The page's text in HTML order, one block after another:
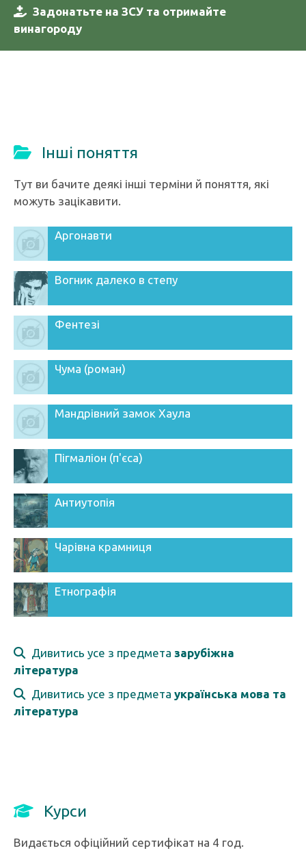
Задонатьте на ЗСУ та отримайте
винагороду
Інші поняття
Тут ви бачите деякі інші терміни й поняття, які
можуть зацікавити.
Аргонавти
Вогник далеко в степу
Фентезі
Чума (роман)
Мандрівний замок Хаула
Пігмаліон (п'єса)
Антиутопія
Чарівна крамниця
Етнографія
Дивитись усе з предмета зарубіжна
література
Дивитись усе з предмета українська мова та
література
Курси
Видається офіційний сертифікат на 4 год.